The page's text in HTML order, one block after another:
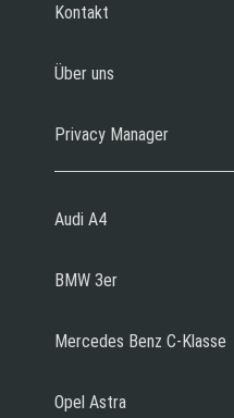
Kontakt
Über uns
Privacy Manager
Audi A4
BMW 3er
Mercedes Benz C-Klasse
Opel Astra